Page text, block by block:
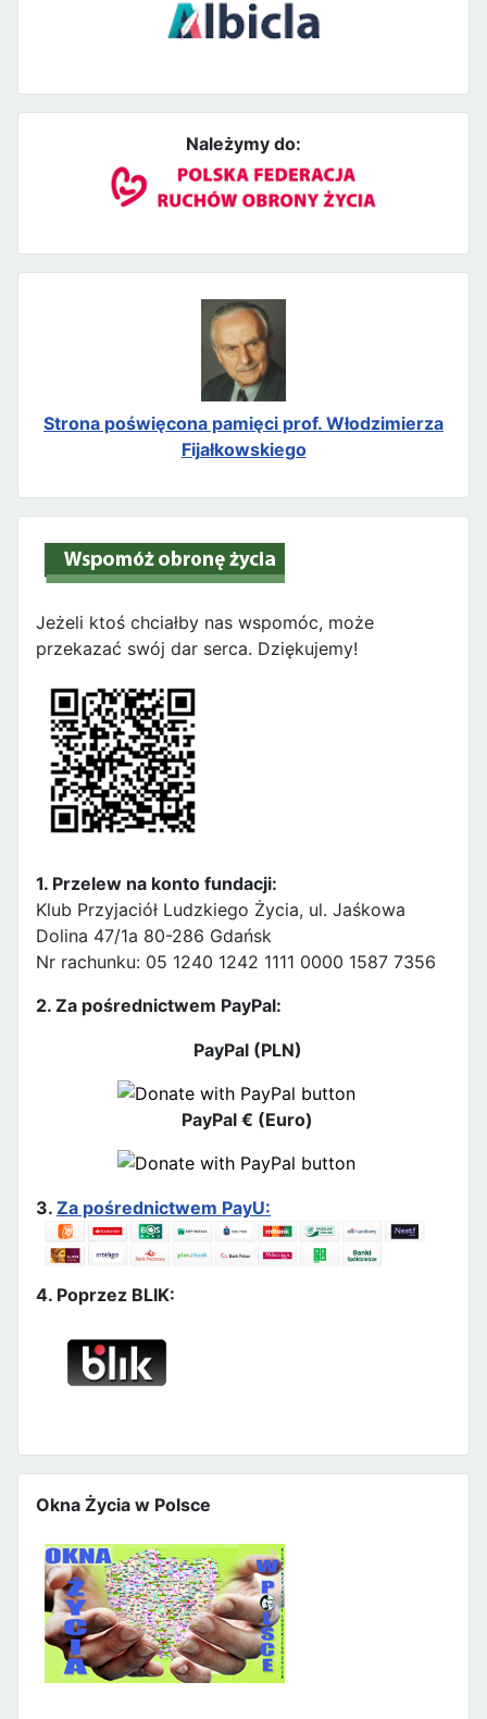
Należymy do:
Strona poświęcona pamięci prof. Włodzimierza
Fijałkowskiego
Jeżeli ktoś chciałby nas wspomóc, może
przekazać swój dar serca. Dziękujemy!
1. Przelew na konto fundacji:
Klub Przyjaciół Ludzkiego Życia, ul. Jaśkowa
Dolina 47/1a 80-286 Gdańsk
Nr rachunku: 05 1240 1242 1111 0000 1587 7356
2. Za pośrednictwem PayPal:
PayPal (PLN)
PayPal € (Euro)
3. Za pośrednictwem PayU:
4. Poprzez BLIK:
Okna Życia w Polsce